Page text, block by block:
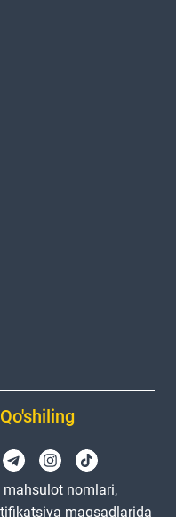
nomlari,
maqsadlarida